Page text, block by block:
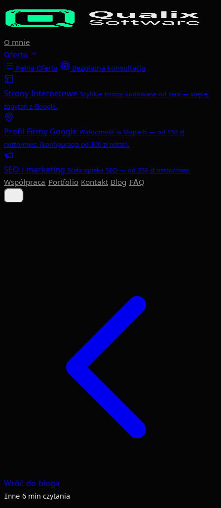
Przejdź do głównej treści
O mnie
Oferta
Pełna Oferta Bezpłatna konsultacja
Strony Internetowe Szybkie strony kodowane od zera — więcej
zapytań z Google.
Profil Firmy Google Widoczność w Mapach — od 150 zł
netto/mies. (konfiguracja od 300 zł netto).
SEO i marketing Stała opieka SEO — od 350 zł netto/mies.
Współpraca Portfolio Kontakt Blog FAQ
Wróć do bloga
Inne 6 min czytania